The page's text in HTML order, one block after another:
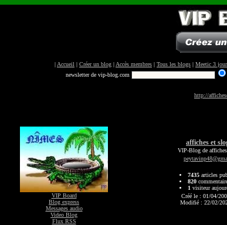
| Accueil | Créer un blog | Accès membres | Tous les blogs | Meetic 3
newsletter de vip-blog.com
http://
VIP Board
Blog express
Messages audio
Video Blog
Flux RSS
affiches et
VIP-Blog de
7435articles
820
1 visiteur
Créé le : 01/04/
Modifié : 22/02/